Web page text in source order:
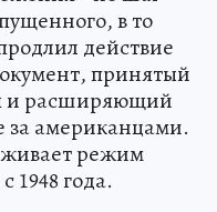
в то
действие
принятый
и расширяющий
за американцами.
режим
1948 года.